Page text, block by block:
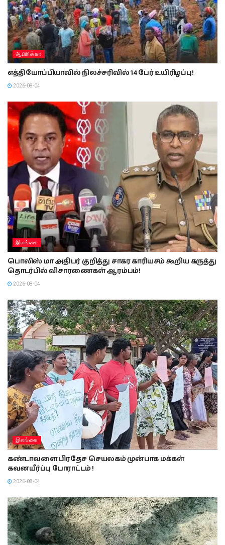
ஆபிாிக்கா
எத்தியோப்பியாவில் நிலச்சரிவில் 14 பேர் உயிரிழப்பு!
2026-08-04
இலங்கை
பொலிஸ் மா அதிபர் குறித்து சாகர காரியசம் கூறிய கருத்து
தொடர்பில் விசாரணைகள் ஆரம்பம்!
2026-08-04
இலங்கை
கண்டாவளை பிரதேச செயலகம் முன்பாக மக்கள்
கவனயீர்ப்பு போராட்டம் !
2026-08-04